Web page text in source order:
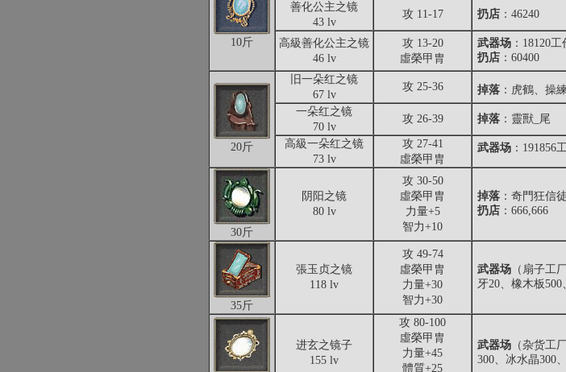
10斤
善化公主之镜
43 lv
攻 11-17 扔店 ：46240
高級善化公主之镜
46 lv
攻 13-20
虛榮甲胄
武器场 ：18120
扔店 ：60400
20斤
旧一朵红之镜
67 lv
攻 25-36 掉落 ： 虎鶴、操
一朵红之镜
70 lv
攻 26-39 掉落 ：靈獸_尾
高級一朵红之镜
73 lv
攻 27-41
虛榮甲胄
武器场 ：
30斤
阴阳之镜
80 lv
攻 30-50
虛榮甲胄
力量+5
智力+10
掉落 ： 奇門狂信徒
扔店 ：666,666
35斤
張玉贞之镜
118 lv
攻 49-74
虛榮甲胄
力量+30
智力+30
武器场 （扇子工
牙20、橡木板
进玄之镜子
155 lv
攻 80-100
虛榮甲胄
力量+45
體質+25
武器场 （杂货工
300、冰水晶300